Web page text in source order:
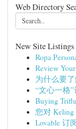
Web Directory
New Site Listings
Ropa
Review
为什么要
“文心一格
Buying
您对
Lovable 订